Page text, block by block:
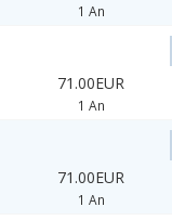
1 An
71.00EUR
1 An
71.00EUR
1 An